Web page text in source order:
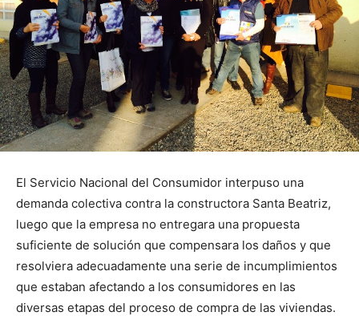
El Servicio Nacional del Consumidor interpuso una
demanda colectiva contra la constructora Santa Beatriz,
luego que la empresa no entregara una propuesta
suficiente de solución que compensara los daños y que
resolviera adecuadamente una serie de incumplimientos
que estaban afectando a los consumidores en las
diversas etapas del proceso de compra de las viviendas.